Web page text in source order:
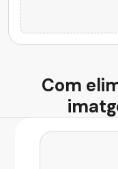
Generador
Com